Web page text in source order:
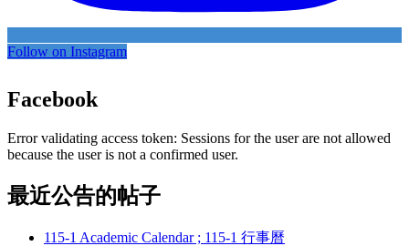
Follow on Instagram
Facebook
Error validating access token: Sessions for the user are not allowed
because the user is not a confirmed user.
最近公告的帖子
115-1 Academic Calendar ; 115-1 行事曆